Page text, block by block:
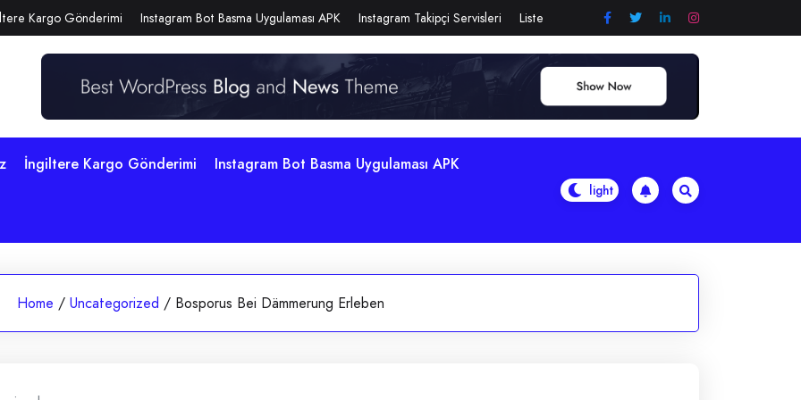
Kargo Gönderimi Instagram Bot Basma Uygulaması APK Instagram Takipçi Servisleri Liste
İngiltere Kargo Gönderimi Instagram Bot Basma Uygulaması APK
Home / Uncategorized / Bosporus Bei Dämmerung Erleben